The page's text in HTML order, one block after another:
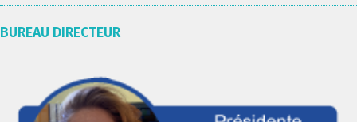
BUREAU DIRECTEUR